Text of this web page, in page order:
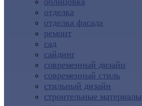
отделка
отделка фасада
ремонт
сад
сайдинг
современный дизайн
современный стиль
стильный дизайн
строительные материалы